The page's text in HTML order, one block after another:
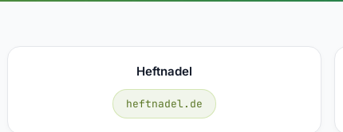
Heftnadel
heftnadel.de